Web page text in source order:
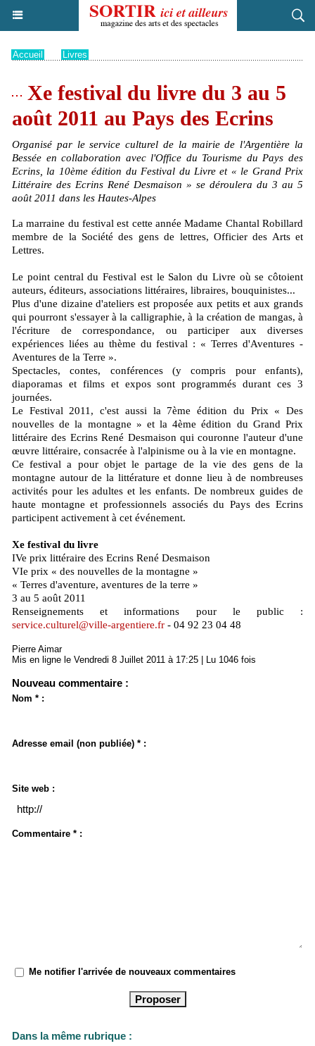
Accueil Livres
Xe festival du livre du 3 au 5
août 2011 au Pays des Ecrins
Organisé par le service culturel de la mairie de l'Argentière la
Bessée en collaboration avec l'Office du Tourisme du Pays des
Ecrins, la 10ème édition du Festival du Livre et « le Grand Prix
Littéraire des Ecrins René Desmaison » se déroulera du 3 au 5
août 2011 dans les Hautes-Alpes
La marraine du festival est cette année Madame Chantal Robillard
membre de la Société des gens de lettres, Officier des Arts et
Lettres.
Le point central du Festival est le Salon du Livre où se côtoient
auteurs, éditeurs, associations littéraires, libraires, bouquinistes...
Plus d'une dizaine d'ateliers est proposée aux petits et aux grands
qui pourront s'essayer à la calligraphie, à la création de mangas, à
l'écriture de correspondance, ou participer aux diverses
expériences liées au thème du festival : « Terres d'Aventures -
Aventures de la Terre ».
Spectacles, contes, conférences (y compris pour enfants),
diaporamas et films et expos sont programmés durant ces 3
journées.
Le Festival 2011, c'est aussi la 7ème édition du Prix « Des
nouvelles de la montagne » et la 4ème édition du Grand Prix
littéraire des Ecrins René Desmaison qui couronne l'auteur d'une
œuvre littéraire, consacrée à l'alpinisme ou à la vie en montagne.
Ce festival a pour objet le partage de la vie des gens de la
montagne autour de la littérature et donne lieu à de nombreuses
activités pour les adultes et les enfants. De nombreux guides de
haute montagne et professionnels associés du Pays des Ecrins
participent activement à cet événement.
Xe festival du livre
IVe prix littéraire des Ecrins René Desmaison
VIe prix « des nouvelles de la montagne »
« Terres d'aventure, aventures de la terre »
3 au 5 août 2011
Renseignements et informations pour le public :
service.culturel@ville-argentiere.fr - 04 92 23 04 48
Pierre Aimar
Mis en ligne le Vendredi 8 Juillet 2011 à 17:25 | Lu 1046 fois
Nouveau commentaire :
Nom * :
Adresse email (non publiée) * :
Site web :
Commentaire * :
Me notifier l'arrivée de nouveaux commentaires
Dans la même rubrique :